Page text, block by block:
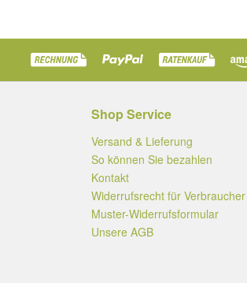
Shop Service
Versand & Lieferung
So können Sie bezahlen
Kontakt
Widerrufsrecht für Verbraucher
Muster-Widerrufsformular
Unsere AGB